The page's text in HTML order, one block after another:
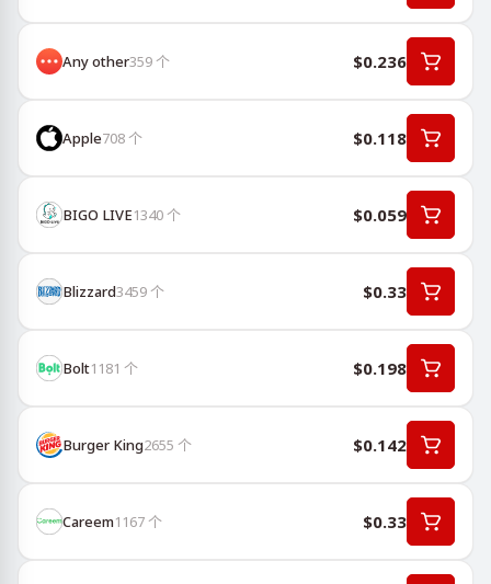
Any other359个 $0.236
Apple708个 $0.118
BIGO LIVE1340个 $0.059
Blizzard3459个 $0.33
Bolt1181 个 $0.198
Burger King2655 个 $0.142
Careem1167个 $0.33